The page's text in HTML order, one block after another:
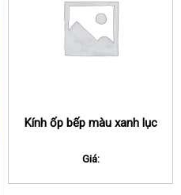
Kính ốp bếp màu xanh lục
Giá: